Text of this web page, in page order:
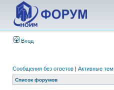
Вход
Сообщения без ответов | Активные
Список форумов